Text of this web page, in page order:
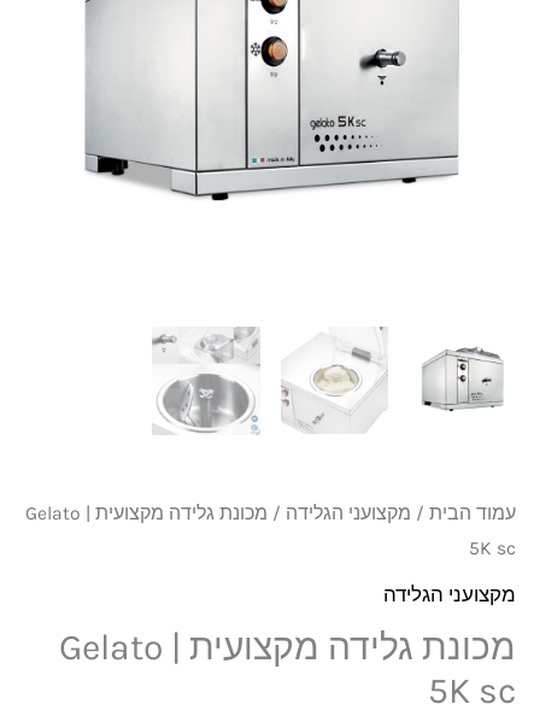
עמוד הבית / מקצועני הגלידה
/ מכונת גלידה מקצועית | Gelato
5K sc
מקצועני הגלידה
מכונת גלידה מקצועית | Gelato
5K sc
₪26,269.
₪25,000.